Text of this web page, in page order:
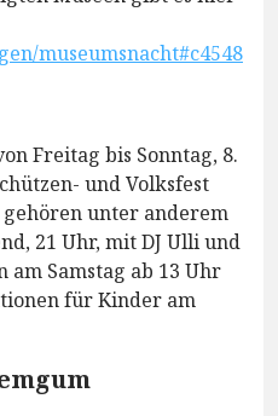
museumsnacht#c4548
Freitag bis Sonntag, 8.
und Volksfest
unter anderem
21 Uhr, mit DJ Ulli und
am Samstag ab 13 Uhr
für Kinder am